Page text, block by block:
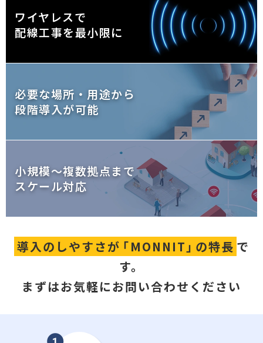
ワイヤレスで
配線工事を最小限に
必要な場所・用途から
段階導入が可能
小規模〜複数拠点まで
スケール対応
導入のしやすさが「MONNIT」の特長 で
す。
まずはお気軽にお問い合わせください